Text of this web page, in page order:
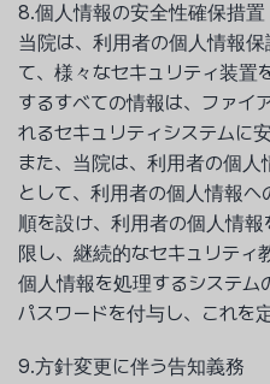
8.個人情報の安全性確保措置
当院は、利用者の個人情報
て、様々なセキュリティ装置
するすべての情報は、ファイ
れるセキュリティシステムに
また、当院は、利用者の個
として、利用者の個人情報
順を設け、利用者の個人情
限し、継続的なセキュリティ
個人情報を処理するシステム
パスワードを付与し、これを
9.方針変更に伴う告知義務